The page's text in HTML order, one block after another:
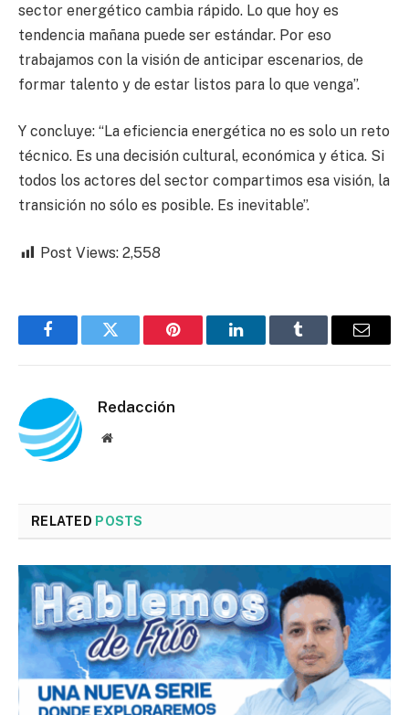
sector energético cambia rápido. Lo que hoy es
tendencia mañana puede ser estándar. Por eso
trabajamos con la visión de anticipar escenarios, de
formar talento y de estar listos para lo que venga”.
Y concluye: “La eficiencia energética no es solo un reto
técnico. Es una decisión cultural, económica y ética. Si
todos los actores del sector compartimos esa visión, la
transición no sólo es posible. Es inevitable”.
Post Views: 2,558
FacebookTwitter Pinterest LinkedInTumblr Email
Redacción
Website
RELATED POSTS